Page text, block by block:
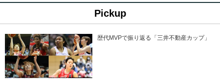
Pickup
歴代MVPで振り返る「三井不動産カップ」